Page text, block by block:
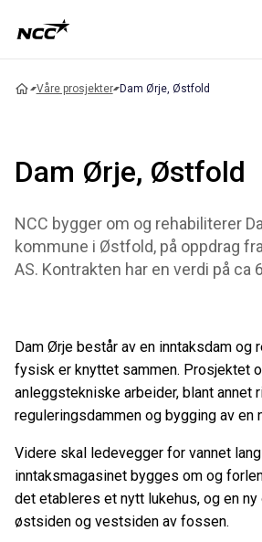
Våre prosjekter Dam Ørje, Østfold
Dam Ørje, Østfold
NCC bygger om og rehabiliterer
kommune i Østfold, på oppdrag
AS. Kontrakten har en verdi på ca
Dam Ørje består av en inntaksdam og
fysisk er knyttet sammen. Prosjektet
anleggstekniske arbeider, blant annet
reguleringsdammen og bygging av en
Videre skal ledevegger for vannet
inntaksmagasinet bygges om og
det etableres et nytt lukehus, og en
østsiden og vestsiden av fossen.